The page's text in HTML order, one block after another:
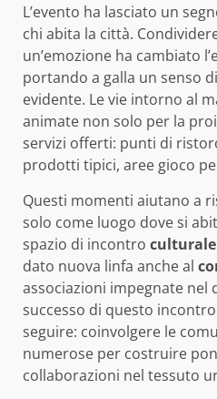
L’evento ha lasciato un
chi abita la città.
un’emozione ha cambiato
portando a galla un senso di
evidente. Le vie intorno al
animate non solo per la
servizi offerti: punti di
prodotti tipici, aree gioco
Questi momenti aiutano a
solo come luogo dove si
spazio di incontro culturale
dato nuova linfa anche al
associazioni impegnate nel
successo di questo
seguire: coinvolgere le
numerose per costruire
collaborazioni nel tessuto